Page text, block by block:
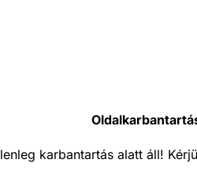
karbantartás alatt áll!